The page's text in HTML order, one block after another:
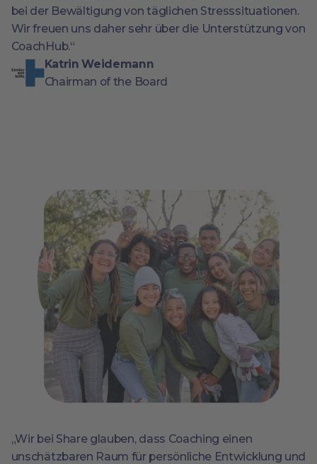
bei der Bewältigung von täglichen Stresssituationen.
Wir freuen uns daher sehr über die Unterstützung von
CoachHub.“
Katrin Weidemann
Chairman of the Board
„Wir bei Share glauben, dass Coaching einen
unschätzbaren Raum für persönliche Entwicklung und